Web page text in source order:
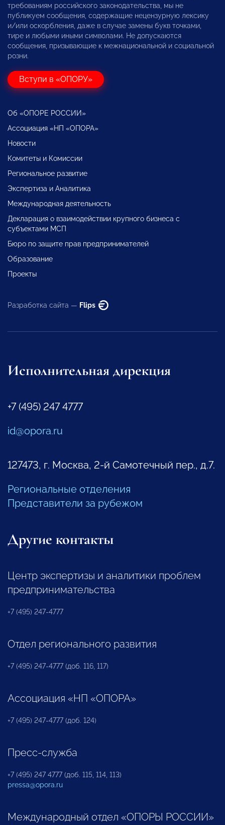
требованиям российского законодательства, мы не
публикуем сообщения, содержащие нецензурную лексику
и/или оскорбления, даже в случае замены букв точками,
тире и любыми иными символами. Не допускаются
сообщения, призывающие к межнациональной и социальной
розни.
Вступи в «ОПОРУ»
Об «ОПОРЕ РОССИИ»
Ассоциация «НП «ОПОРА»
Новости
Комитеты и Комиссии
Региональное развитие
Экспертиза и Аналитика
Международная деятельность
Декларация о взаимодействии крупного бизнеса с
субъектами МСП
Бюро по защите прав предпринимателей
Образование
Проекты
Разработка сайта — Flips
Исполнительная дирекция
+7 (495) 247 4777
id@opora.ru
127473, г. Москва, 2-й Самотечный пер., д.7.
Региональные отделения
Представители за рубежом
Другие контакты
Центр экспертизы и аналитики проблем
предпринимательства
+7 (495) 247-4777
Отдел регионального развития
+7 (495) 247-4777 (доб. 116, 117)
Ассоциация «НП «ОПОРА»
+7 (495) 247-4777 (доб. 124)
Пресс-служба
+7 (495) 247 4777 (доб. 115, 114, 113)
pressa@opora.ru
Международный отдел «ОПОРЫ РОССИИ»